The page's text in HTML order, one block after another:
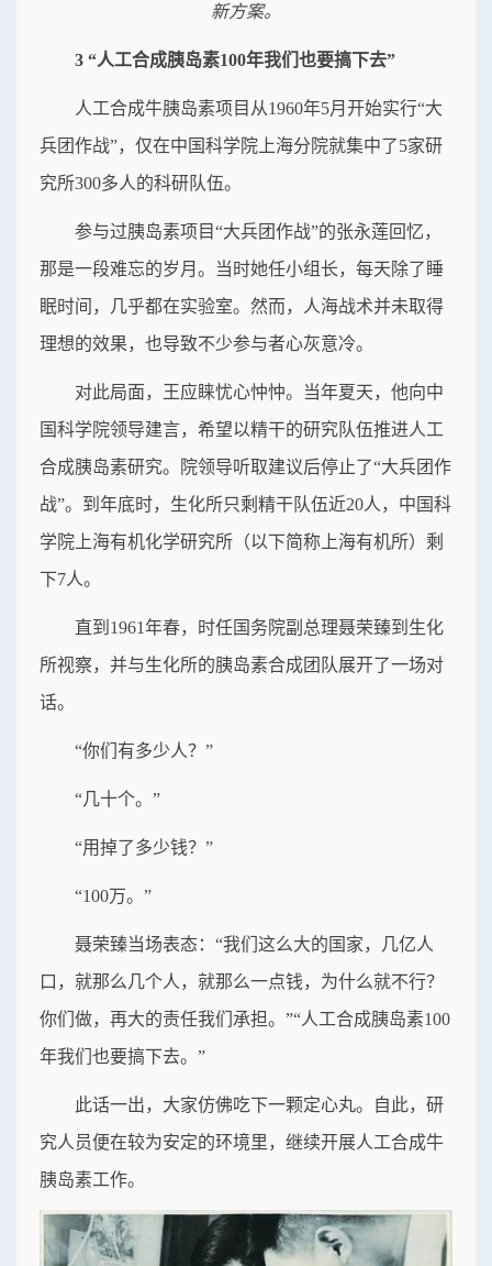
新方案。
3 “人工合成胰岛素100年我们也要搞下去”
人工合成牛胰岛素项目从1960年5月开始实行“大
兵团作战”，仅在中国科学院上海分院就集中了5家研
究所300多人的科研队伍。
参与过胰岛素项目“大兵团作战”的张永莲回忆，
那是一段难忘的岁月。当时她任小组长，每天除了睡
眠时间，几乎都在实验室。然而，人海战术并未取得
理想的效果，也导致不少参与者心灰意冷。
对此局面，王应睐忧心忡忡。当年夏天，他向中
国科学院领导建言，希望以精干的研究队伍推进人工
合成胰岛素研究。院领导听取建议后停止了“大兵团作
战”。到年底时，生化所只剩精干队伍近20人，中国科
学院上海有机化学研究所（以下简称上海有机所）剩
下7人。
直到1961年春，时任国务院副总理聂荣臻到生化
所视察，并与生化所的胰岛素合成团队展开了一场对
话。
“你们有多少人？”
“几十个。”
“用掉了多少钱？”
“100万。”
聂荣臻当场表态：“我们这么大的国家，几亿人
口，就那么几个人，就那么一点钱，为什么就不行？
你们做，再大的责任我们承担。”“人工合成胰岛素100
年我们也要搞下去。”
此话一出，大家仿佛吃下一颗定心丸。自此，研
究人员便在较为安定的环境里，继续开展人工合成牛
胰岛素工作。